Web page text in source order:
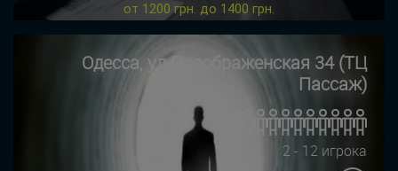
от 1200 грн. до 1400 грн.
Одесса, ул Преображенская 34 (ТЦ
Пассаж)
2 - 12 игрока